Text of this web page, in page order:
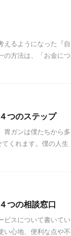
えるようになった『自
の方法は、「お金につ
つのステップ
胃ガンは僕たちから多
くれます。僕の人生
つの相談窓口
ビスについて書いてい
い心地、便利な点や不